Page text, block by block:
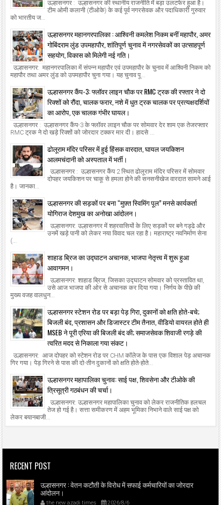
उल्हासनगर : उल्हासनगर की स्थानीय राजनीति में बड़ा उलटफेर हुआ है।
टीम ओमी कलानी (टीओके) के कई पूर्व नगरसेवक और पदाधिकारी गुरुवार
को भारतीय ज...
उल्हासनगर महानगरपालिका : आश्विनी कमलेश निकम बनीं महापौर, अमर
गोबिंदराम लुंड उपमहापौर, शांतिपूर्ण चुनाव में नगरसेवकों का उत्साहपूर्ण
सहयोग, विकास को मिलेगी नई गति।
उल्हासनगर: महानगरपालिका में संपन्न महापौर एवं उपमहापौर के चुनाव में आश्विनी निकम को
महापौर तथा अमर लुंड को उपमहापौर चुना गया। यह चुनाव पू...
उल्हासनगर कैंप-3: फ्लॉवर लाइन चौक पर RMC ट्रक की रफ्तार ने दो
रिक्शों को रौंदा, चालक फरार, नशे में धुत ट्रक चालक पर प्रत्यक्षदर्शियों
का आरोप, एक चालक गंभीर घायल।
उल्हासनगर : उल्हासनगर कैंप-3 के फ्लॉवर लाइन चौक पर सोमवार देर शाम एक तेजरफ्तार
RMC ट्रक ने दो खड़े रिक्शों को जोरदार टक्कर मार दी। हादसे ...
ढोलूराम मंदिर परिसर में हुई हिंसक वारदात, घायल जयकिशन
आलमचंदानी को अस्पताल में भर्ती।
उल्हासनगर : उल्हासनगर कैंप 2 स्थित ढोलूराम मंदिर परिसर में सोमवार
दोपहर जयकिशन पर चाकू से हमला होने की सनसनीखेज वारदात सामने आई
है। जानका...
उल्हासनगर की सड़कों पर बना “मुफ़्त स्विमिंग पूल” मनसे कार्यकर्ता
योगिराज देशमुख का अनोखा आंदोलन।
उल्हासनगर: उल्हासनगर में शहरवासियों के लिए सड़कों पर बने गड्ढे और
उनमें खड़े पानी को लेकर नया विवाद चल रहा है। महाराष्ट्र नवनिर्माण सेना
(...
शाहाड ब्रिज का उद्घाटन अचानक, भाजपा नेतृत्त्व में शुरू हुआ
आवागमन।
उल्हासनगर: शाहाड ब्रिज, जिसका उद्घाटन सोमवार को प्रस्तावित था,
उसे आज भाजपा की ओर से अचानक कर दिया गया। निर्णय के पीछे की
मुख्य वजह वालधुन...
उल्हासनगर स्टेशन रोड पर बड़ा पेड़ गिरा, दुकानों को क्षति होते-बचे;
बिजली बंद, प्रशासन और डिजास्टर टीम तैनात, वीडियो वायरल होते ही
MSEB ने पूरी एरिया की बिजली बंद की; समाजसेवक शिवाजी रगड़े की
त्वरित मदद से निकाला गया संकट।
उल्हासनगर: आज दोपहर को स्टेशन रोड पर CHM कॉलेज के पास एक विशाल पेड़ अचानक
गिर गया। पेड़ गिरने से पास की दो-तीन दुकानों को क्षति होते-होते...
उल्हासनगर महापालिका चुनाव: साई पक्ष, शिवसेना और टीओके की
त्रिसूत्री गठबंधन की चर्चा।
उल्हासनगर: उल्हासनगर महापालिका चुनाव को लेकर राजनीतिक हलचल
तेज हो गई है। सत्ता समीकरण में अहम भूमिका निभाने वाले साई पक्ष को
लेकर बयानबाजी...
RECENT POST
उल्हासनगर : वेतन कटौती के विरोध में सफाई कर्मचारियों का जोरदार
आंदोलन।
the new azadi times 2026/8/6